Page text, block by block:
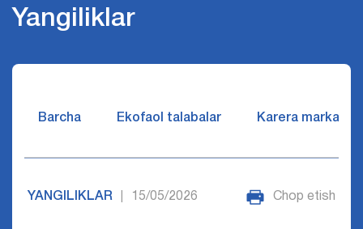
Yangiliklar
Barcha Ekofaol talabalar Karera markazi
YANGILIKLAR 15/05/2026 Chop etish